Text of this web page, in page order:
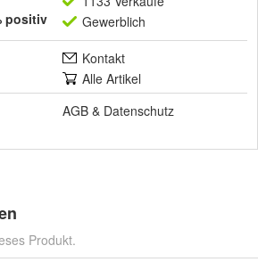
positiv
Gewerblich
Kontakt
Alle Artikel
AGB & Datenschutz
Produkt.